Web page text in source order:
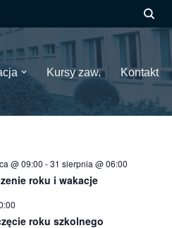
Kursy zaw. Kontakt
@ 09:00 -31 sierpnia @ 06:00
roku i wakacje
roku szkolnego